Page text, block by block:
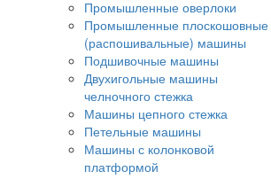
Промышленные оверлоки
Промышленные плоскошовные
(распошивальные) машины
Подшивочные машины
Двухигольные машины
челночного стежка
Машины цепного стежка
Петельные машины
Машины с колонковой
платформой